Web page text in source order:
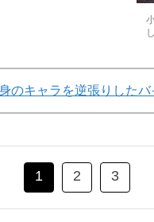
のキャラを逆張りしたバ
1 2 3